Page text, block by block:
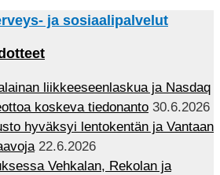
ja sosiaalipalvelut
liikkeeseenlaskua ja Nasdaq
koskeva tiedonanto 30.6.2026
hyväksyi lentokentän ja Vantaan
22.6.2026
Vehkalan, Rekolan ja